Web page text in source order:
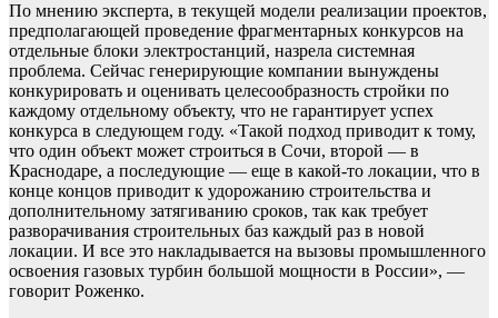
По мнению эксперта, в текущей модели реализации проектов,
предполагающей проведение фрагментарных конкурсов на
отдельные блоки электростанций, назрела системная
проблема. Сейчас генерирующие компании вынуждены
конкурировать и оценивать целесообразность стройки по
каждому отдельному объекту, что не гарантирует успех
конкурса в следующем году. «Такой подход приводит к тому,
что один объект может строиться в Сочи, второй — в
Краснодаре, а последующие — еще в какой-то локации, что в
конце концов приводит к удорожанию строительства и
дополнительному затягиванию сроков, так как требует
разворачивания строительных баз каждый раз в новой
локации. И все это накладывается на вызовы промышленного
освоения газовых турбин большой мощности в России», —
говорит Роженко.